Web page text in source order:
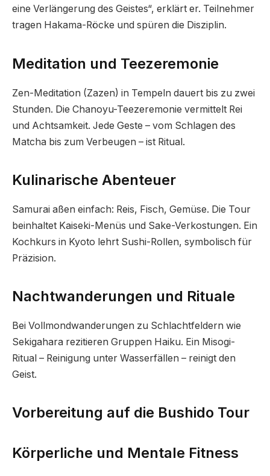
eine Verlängerung des Geistes“, erklärt er. Teilnehmer
tragen Hakama-Röcke und spüren die Disziplin.
Meditation und Teezeremonie
Zen-Meditation (Zazen) in Tempeln dauert bis zu zwei
Stunden. Die Chanoyu-Teezeremonie vermittelt Rei
und Achtsamkeit. Jede Geste – vom Schlagen des
Matcha bis zum Verbeugen – ist Ritual.
Kulinarische Abenteuer
Samurai aßen einfach: Reis, Fisch, Gemüse. Die Tour
beinhaltet Kaiseki-Menüs und Sake-Verkostungen. Ein
Kochkurs in Kyoto lehrt Sushi-Rollen, symbolisch für
Präzision.
Nachtwanderungen und Rituale
Bei Vollmondwanderungen zu Schlachtfeldern wie
Sekigahara rezitieren Gruppen Haiku. Ein Misogi-
Ritual – Reinigung unter Wasserfällen – reinigt den
Geist.
Vorbereitung auf die Bushido Tour
Körperliche und Mentale Fitness